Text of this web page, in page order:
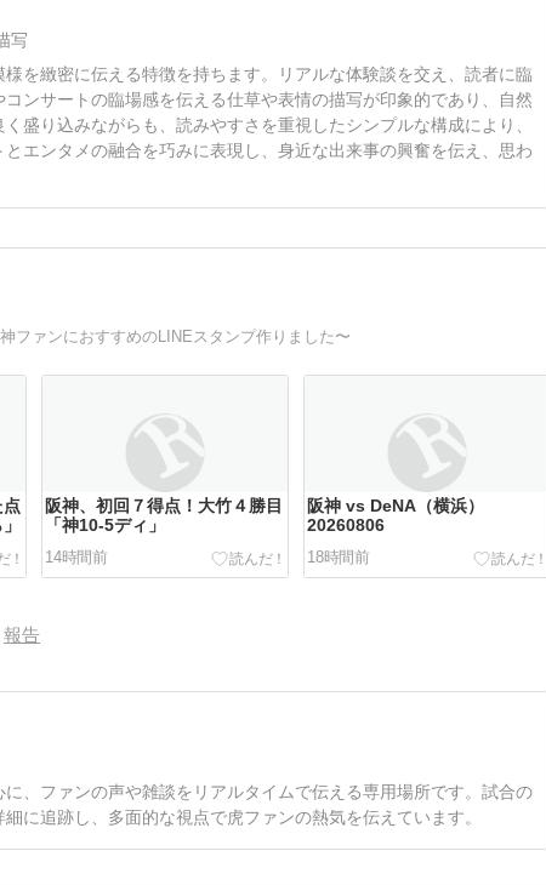
写
を緻密に伝える特徴を持ちます。リアルな体験談を交え、読者に臨
ンサートの臨場感を伝える仕草や表情の描写が印象的であり、自然
盛り込みながらも、読みやすさを重視したシンプルな構成により、
エンタメの融合を巧みに表現し、身近な出来事の興奮を伝え、思わ
ファンにおすすめのLINEスタンプ作りました〜
点
阪神、初回７得点！大竹４勝目
「神10-5ディ」
14時間前
阪神 vs DeNA（横浜）
20260806
18時間前
報告
、ファンの声や雑談をリアルタイムで伝える専用場所です。試合の
に追跡し、多面的な視点で虎ファンの熱気を伝えています。